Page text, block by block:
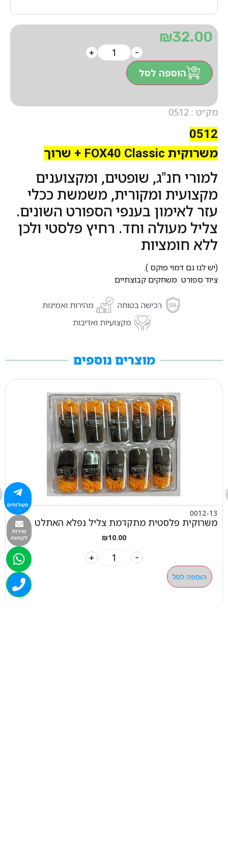
מק״ט : 0512
0512
משרוקית FOX40 Classic + שרוך
למורי חנ"ג, שופטים, ומקצוענים
מקצועית ומקורית, משמשת ככלי
עזר לאימון בענפי הספורט השונים.
צליל מעולה וחד. רחיץ פלסטי ולכן
ללא חומציות
(יש לנו גם דמוי פוקס ).
ציוד ספורט משחקים קבוצתיים
₪32.00
-
+
הוספה לסל
רכישה בטוחה
מהירות ואמינות
מקצועיות ואדיבות
מוצרים נוספים
0012-13
משרוקית פלסטית מתקדמת צליל נפלא האתלט
₪10.00
-
+
הוספה לסל
משלוחים
שירות
לקוחות